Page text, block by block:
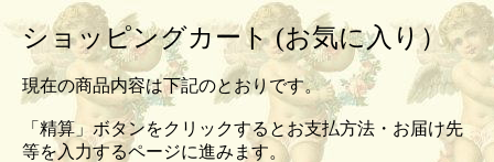
ショッピングカート (お気に入り）
現在の商品内容は下記のとおりです。
「精算」ボタンをクリックするとお支払方法・お届け先
等を入力するページに進みます。